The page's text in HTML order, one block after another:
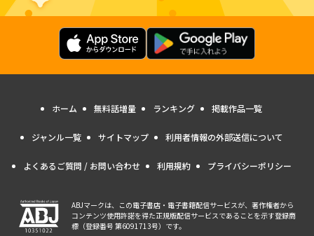
ホーム 無料話増量 ランキング 掲載作品一覧
ジャンル一覧 サイトマップ 利用者情報の外部送信について
よくあるご質問 / お問い合わせ 利用規約 プライバシーポリシー
ABJマークは、この電子書店・電子書籍配信サービスが、著作権者から
コンテンツ使用許諾を得た正規版配信サービスであることを示す登録商
標（登録番号 第6091713号）です。